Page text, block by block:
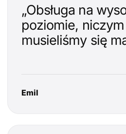
„Obsługa na
poziomie,
musieliśmy się
Emil